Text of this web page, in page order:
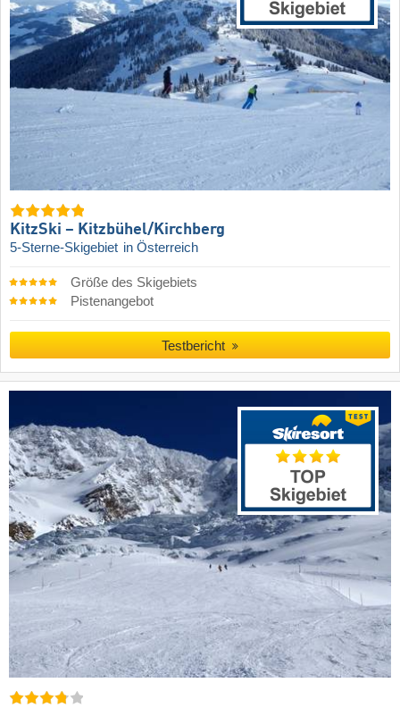
KitzSki – Kitzbühel/​Kirchberg
5-Sterne-Skigebiet in Österreich
Größe des Skigebiets
Pistenangebot
Testbericht